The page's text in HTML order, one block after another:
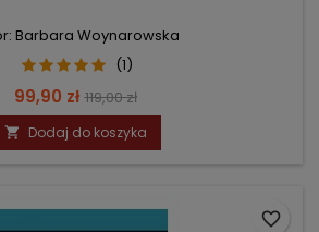
Barbara Woynarowska
(1)
Cena
99,90 zł Cena
podstawowa
119,00 zł
 Dodaj do koszyka
favorite_border